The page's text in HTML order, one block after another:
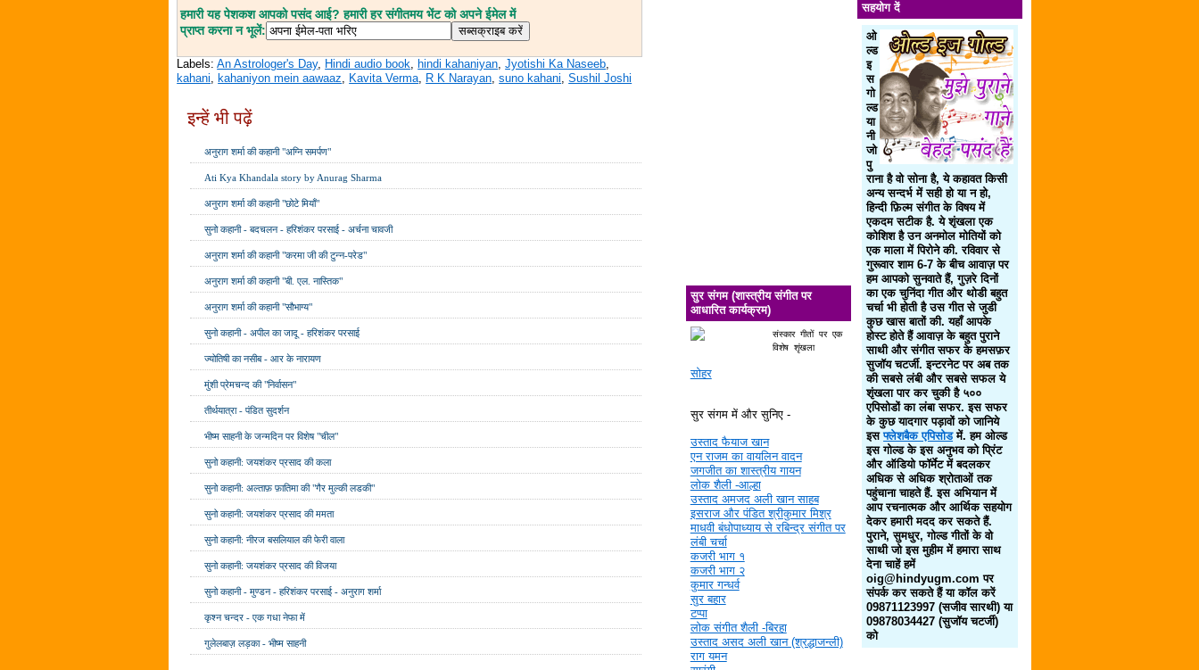
हमारी यह पेशकश आपको पसंद आई? हमारी हर संगीतमय भेंट को अपने ईमेल में
प्राप्त करना न भूलें:
Labels:An Astrologer's Day, Hindi audio book ,hindi kahaniyan ,Jyotishi Ka Naseeb
kahani ,kahaniyon mein aawaaz Kavita Verma R K Narayan ,suno kahani ,Sushil Joshi
इन्हें भी पढ़ें
अनुराग शर्मा की कहानी "अग्नि समर्पण"
Ati Kya Khandala story by Anurag Sharma
अनुराग शर्मा की कहानी "छोटे मियाँ"
सुनो कहानी - बदचलन - हरिशंकर परसाई - अर्चना चावजी
अनुराग शर्मा की कहानी "करमा जी की टुन्न-परेड"
अनुराग शर्मा की कहानी "बी. एल. नास्तिक"
अनुराग शर्मा की कहानी "सौभाग्य"
सुनो कहानी - अपील का जादू - हरिशंकर परसाई
ज्योतिषी का नसीब - आर के नारायण
मुंशी प्रेमचन्द की "निर्वासन"
तीर्थयात्रा - पंडित सुदर्शन
भीष्म साहनी के जन्मदिन पर विशेष "चील"
सुनो कहानी: जयशंकर प्रसाद की कला
सुनो कहानी: अल्ताफ़ फ़ातिमा की "गैर मुल्की लडकी"
सुनो कहानी: जयशंकर प्रसाद की ममता
सुनो कहानी: नीरज बसलियाल की फेरी वाला
सुनो कहानी: जयशंकर प्रसाद की विजया
सुनो कहानी - मुण्डन - हरिशंकर परसाई - अनुराग शर्मा
कृश्न चन्दर - एक गधा नेफा में
गुलेलबाज़ लड़का - भीष्म साहनी
सुर संगम (शास्त्रीय संगीत पर
आधारित कार्यक्रम)
संस्कार गीतों पर एक
विशेष शृंखला
सोहर
सुर संगम में और सुनिए -
उस्ताद फैयाज खान
एन राजम का वायलिन वादन
जगजीत का शास्त्रीय गायन
लोक शैली -आल्हा
उस्ताद अमजद अली खान साहब
इसराज और पंडित श्रीकुमार मिश्र
माधवी बंधोपाध्याय से रबिन्द्र संगीत पर
लंबी चर्चा
कजरी भाग १
कजरी भाग २
कुमार गन्धर्व
सुर बहार
टप्पा
लोक संगीत शैली -बिरहा
उस्ताद असद अली खान (श्रद्धाजन्ली)
राग यमन
सहयोग दें
ओ
ल्ड
इ
स
गो
ल्ड
या
नी
जो
पु
राना है वो सोना है, ये कहावत किसी
अन्य सन्दर्भ में सही हो या न हो,
हिन्दी फ़िल्म संगीत के विषय में
एकदम सटीक है. ये शृंखला एक
कोशिश है उन अनमोल मोतियों को
एक माला में पिरोने की. रविवार से
गुरूवार शाम 6-7 के बीच आवाज़ पर
हम आपको सुनवाते हैं, गुज़रे दिनों
का एक चुनिंदा गीत और थोडी बहुत
चर्चा भी होती है उस गीत से जुडी
कुछ खास बातों की. यहाँ आपके
होस्ट होते हैं आवाज़ के बहुत पुराने
साथी और संगीत सफर के हमसफ़र
सुजॉय चटर्जी. इन्टरनेट पर अब तक
की सबसे लंबी और सबसे सफल ये
शृंखला पार कर चुकी है ५००
एपिसोडों का लंबा सफर. इस सफर
के कुछ यादगार पड़ावों को जानिये
इसफ्लेशबैक एपिसोडमें. हम ओल्ड
इस गोल्ड के इस अनुभव को प्रिंट
और ऑडियो फॉर्मेट में बदलकर
अधिक से अधिक श्रोताओं तक
पहुंचाना चाहते हैं. इस अभियान में
आप रचनात्मक और आर्थिक सहयोग
देकर हमारी मदद कर सकते हैं.
पुराने, सुमधुर, गोल्ड गीतों के वो
साथी जो इस मुहीम में हमारा साथ
देना चाहें हमें
oig@hindyugm.com पर
संपर्क कर सकते हैं या कॉल करें
09871123997 (सजीव सारथी) या
09878034427 (सुजॉय चटर्जी)
को